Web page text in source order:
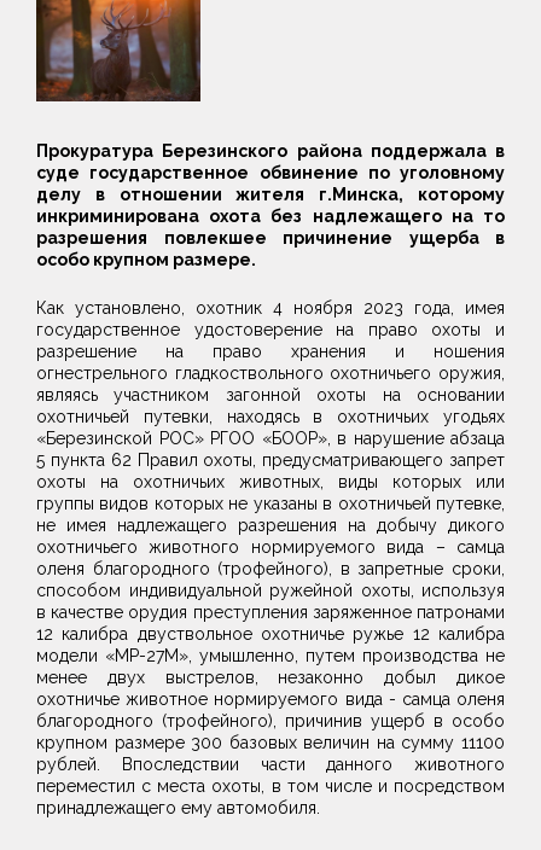
Прокуратура Березинского района поддержала в
суде государственное обвинение по уголовному
делу в отношении жителя г.Минска, которому
инкриминирована охота без надлежащего на то
разрешения повлекшее причинение ущерба в
особо крупном размере.
Как установлено, охотник 4 ноября 2023 го­да, имея
государственное удостоверение на право охоты и
разрешение на право хранения и ношения
огнестрельного гладкоствольного охотничьего оружия,
являясь участником загонной охоты на основании
охотничьей пу­тевки, находясь в охотничьих угодьях
«Березинской РОС» РГОО «БООР», в нару­шение абзаца
5 пункта 62 Правил охоты, предусматривающего запрет
охоты на охотничьих животных, виды которых или
группы видов которых не ука­заны в охотничьей путевке,
не имея надлежащего разрешения на добычу ди­кого
охотничьего животного нормируемого вида – самца
оленя благородного (трофейного), в запретные сроки,
способом индивидуальной ружейной охо­ты, используя
в качестве орудия преступления заряженное патронами
12 ка­либра двуствольное охотничье ружье 12 калибра
модели «МР-27М», умышленно, путем производства не
менее двух выстрелов, неза­конно добыл дикое
охотничье животное нормируемого вида - самца оленя
благородного (трофейного), причинив ущерб в особо
крупном размере 300 базовых величин на сумму 11100
рублей. Впоследствии части данного жи­вотного
переместил с места охоты, в том числе и посредством
принадлежа­щего ему автомобиля.